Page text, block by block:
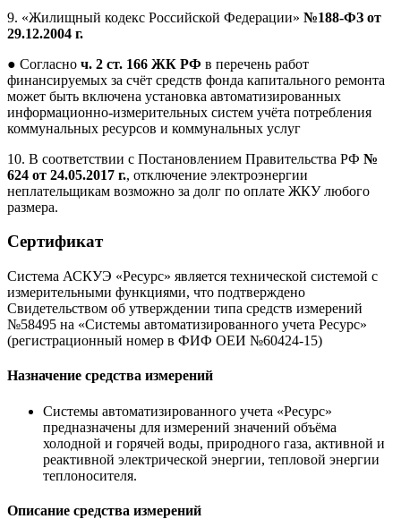
9. «Жилищный кодекс Российской Федерации» №188-ФЗ от
29.12.2004 г.
● Согласно ч. 2 ст. 166 ЖК РФ в перечень работ
финансируемых за счёт средств фонда капитального ремонта
может быть включена установка автоматизированных
информационно-измерительных систем учёта потребления
коммунальных ресурсов и коммунальных услуг
10. В соответствии с Постановлением Правительства РФ №
624 от 24.05.2017 г., отключение электроэнергии
неплательщикам возможно за долг по оплате ЖКУ любого
размера.
Сертификат
Система АСКУЭ «Ресурс» является технической системой с
измерительными функциями, что подтверждено
Свидетельством об утверждении типа средств измерений
№58495 на «Системы автоматизированного учета Ресурс»
(регистрационный номер в ФИФ ОЕИ №60424-15)
Назначение средства измерений
Системы автоматизированного учета «Ресурс»
предназначены для измерений значений объёма
холодной и горячей воды, природного газа, активной и
реактивной электрической энергии, тепловой энергии
теплоносителя.
Описание средства измерений